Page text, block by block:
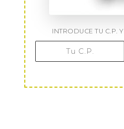
INTRODUCE TU C.P. Y